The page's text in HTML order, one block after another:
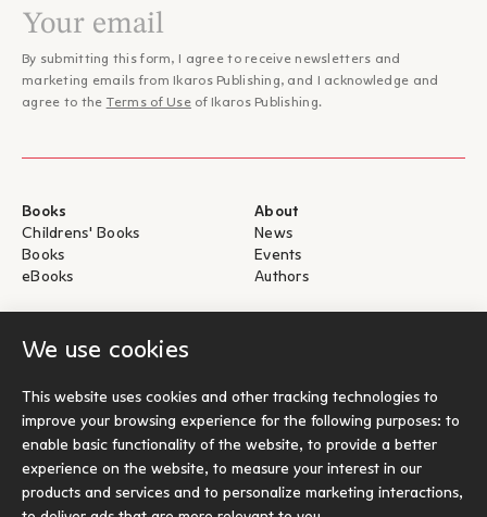
We use cookies
This website uses cookies and other tracking technologies to
improve your browsing experience for the following purposes: to
enable basic functionality of the website, to provide a better
experience on the website, to measure your interest in our
products and services and to personalize marketing interactions,
By submitting this form, I agree to receive newsletters and
marketing emails from Ikaros Publishing, and I acknowledge and
agree to the Terms of Use of Ikaros Publishing.
Books
Childrens' Books
Books
eBooks
About
News
Events
Authors
Help
Contact
Socials